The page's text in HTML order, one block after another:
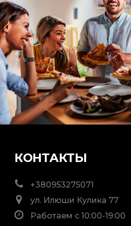
КОНТАКТЫ
+380953275071
ул. Илюши Кулика 77
Работаем с 10:00-19:00